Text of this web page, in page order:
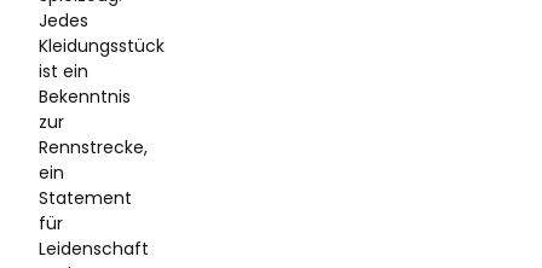
Jedes
Kleidungsstück
ist ein
Bekenntnis
zur
Rennstrecke,
ein
Statement
für
Leidenschaft